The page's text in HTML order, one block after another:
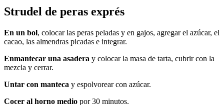
Strudel de peras exprés
En un bol, colocar las peras peladas y en gajos, agregar el azúcar, el
cacao, las almendras picadas e integrar.
Enmantecar una asadera y colocar la masa de tarta, cubrir con la
mezcla y cerrar.
Untar con manteca y espolvorear con azúcar.
Cocer al horno medio por 30 minutos.